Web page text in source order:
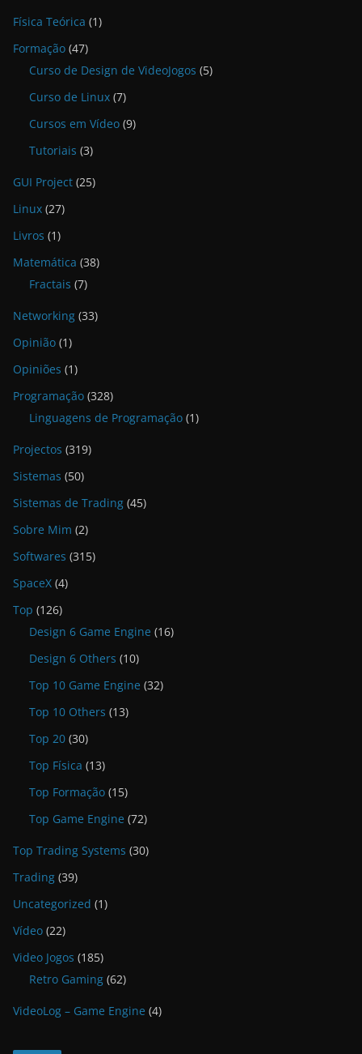
Física Teórica (1)
Formação (47)
Curso de Design de VideoJogos (5)
Curso de Linux (7)
Cursos em Vídeo (9)
Tutoriais (3)
GUI Project (25)
Linux (27)
Livros (1)
Matemática (38)
Fractais (7)
Networking (33)
Opinião (1)
Opiniões (1)
Programação (328)
Linguagens de Programação (1)
Projectos (319)
Sistemas (50)
Sistemas de Trading (45)
Sobre Mim (2)
Softwares (315)
SpaceX (4)
Top (126)
Design 6 Game Engine (16)
Design 6 Others (10)
Top 10 Game Engine (32)
Top 10 Others (13)
Top 20 (30)
Top Física (13)
Top Formação (15)
Top Game Engine (72)
Top Trading Systems (30)
Trading (39)
Uncategorized (1)
Vídeo (22)
Video Jogos (185)
Retro Gaming (62)
VideoLog – Game Engine (4)